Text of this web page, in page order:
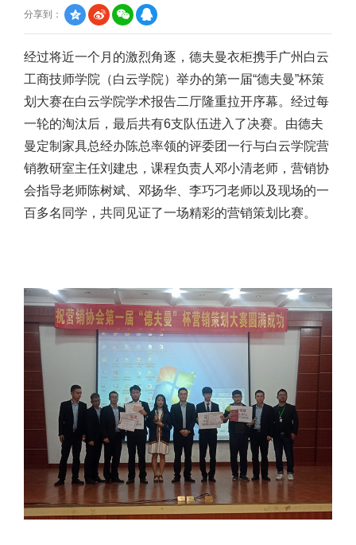
分享到：
经过将近一个月的激烈角逐，德夫曼衣柜携手广州白云
工商技师学院（白云学院）举办的第一届“德夫曼”杯策
划大赛在白云学院学术报告二厅隆重拉开序幕。经过每
一轮的淘汰后，最后共有6支队伍进入了决赛。由德夫
曼定制家具总经办陈总率领的评委团一行与白云学院营
销教研室主任刘建忠，课程负责人邓小清老师，营销协
会指导老师陈树斌、邓扬华、李巧刁老师以及现场的一
百多名同学，共同见证了一场精彩的营销策划比赛。